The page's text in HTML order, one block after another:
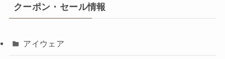
クーポン・セール情報
アイウェア